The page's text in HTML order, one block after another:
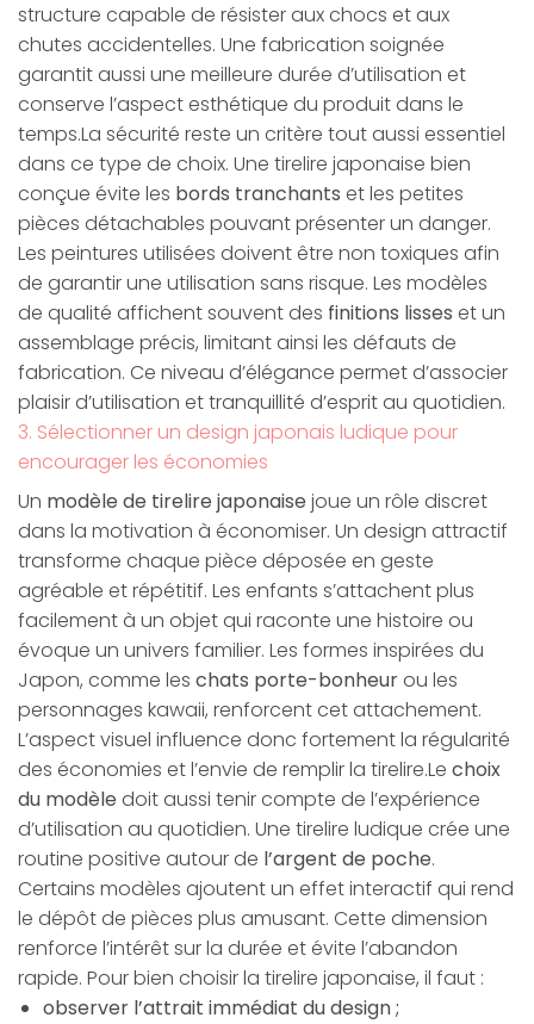
structure capable de résister aux chocs et aux
chutes accidentelles. Une fabrication soignée
garantit aussi une meilleure durée d’utilisation et
conserve l’aspect esthétique du produit dans le
temps.La sécurité reste un critère tout aussi essentiel
dans ce type de choix. Une tirelire japonaise bien
conçue évite les bords tranchants et les petites
pièces détachables pouvant présenter un danger.
Les peintures utilisées doivent être non toxiques afin
de garantir une utilisation sans risque. Les modèles
de qualité affichent souvent des finitions lisses et un
assemblage précis, limitant ainsi les défauts de
fabrication. Ce niveau d’élégance permet d’associer
plaisir d’utilisation et tranquillité d’esprit au quotidien.
3. Sélectionner un design japonais ludique pour
encourager les économies
Un modèle de tirelire japonaise joue un rôle discret
dans la motivation à économiser. Un design attractif
transforme chaque pièce déposée en geste
agréable et répétitif. Les enfants s’attachent plus
facilement à un objet qui raconte une histoire ou
évoque un univers familier. Les formes inspirées du
Japon, comme les chats porte-bonheurou les
personnages kawaii, renforcent cet attachement.
L’aspect visuel influence donc fortement la régularité
des économies et l’envie de remplir la tirelire.Le choix
du modèle doit aussi tenir compte de l’expérience
d’utilisation au quotidien. Une tirelire ludique crée une
routine positive autour de l’argent de poche.
Certains modèles ajoutent un effet interactif qui rend
le dépôt de pièces plus amusant. Cette dimension
renforce l’intérêt sur la durée et évite l’abandon
rapide. Pour bien choisir la tirelire japonaise, il faut :
observer l’attrait immédiat du design ;